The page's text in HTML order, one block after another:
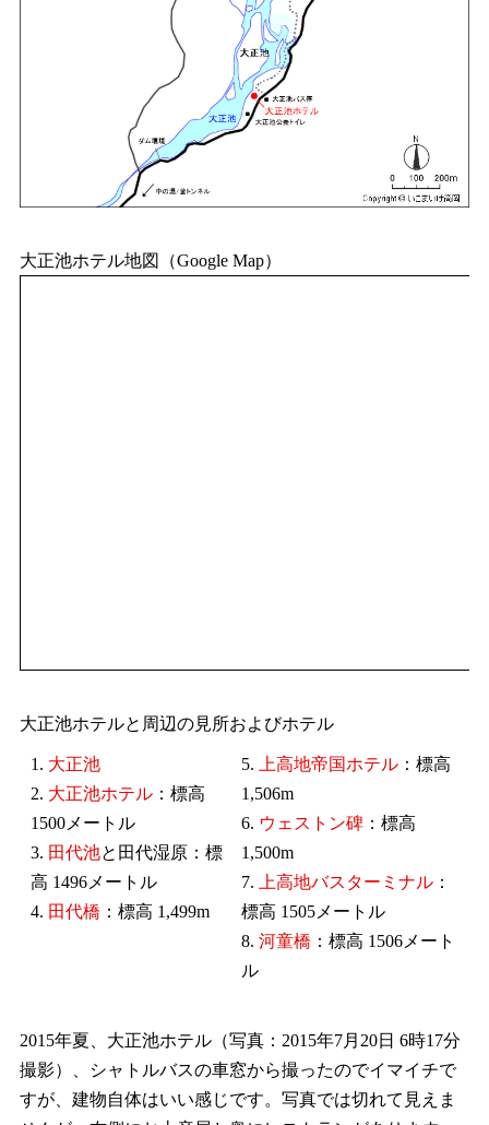
大正池ホテル地図（Google Map）
大正池ホテルと周辺の見所およびホテル
1. 大正池
2. 大正池ホテル ：標高
1500メートル
3. 田代池と田代湿原：標
高 1496メートル
4. 田代橋 ：標高 1,499m
5. 上高地帝国ホテル ：標高
1,506m
6. ウェストン碑 ：標高
1,500m
7.
上高地バスターミナル ：
標高 1505メートル
8. 河童橋 ：標高 1506メート
ル
2015年夏、大正池ホテル（写真：2015年7月20日 6時17分
撮影）、シャトルバスの車窓から撮ったのでイマイチで
すが、建物自体はいい感じです。写真では切れて見えま